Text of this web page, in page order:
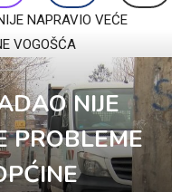
NAPRAVIO VEĆE
VOGOŠĆA
NIJE
PROBLEME